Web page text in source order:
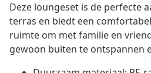
Deze loungeset is de perfecte
terras en biedt een
ruimte om met familie en
gewoon buiten te ontspannen